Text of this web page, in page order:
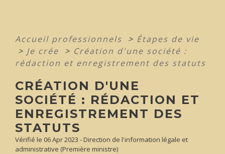
Accueil professionnels > Étapes de vie
> Je crée > Création d'une société :
rédaction et enregistrement des statuts
CRÉATION D'UNE
SOCIÉTÉ : RÉDACTION ET
ENREGISTREMENT DES
STATUTS
Vérifié le 06 Apr 2023 - Direction de l'information légale et
administrative (Première ministre)